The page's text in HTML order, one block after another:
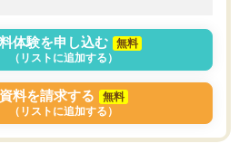
体験を申し込む
無料
（リストに追加する）
資料を請求する
無料
（リストに追加する）